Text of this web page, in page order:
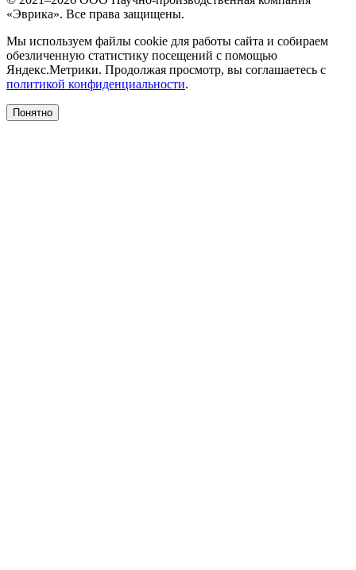
«Эврика». Все права защищены.
Мы используем файлы cookie для работы сайта и собираем
обезличенную статистику посещений с помощью
Яндекс.Метрики. Продолжая просмотр, вы соглашаетесь с
политикой конфиденциальности.
Понятно